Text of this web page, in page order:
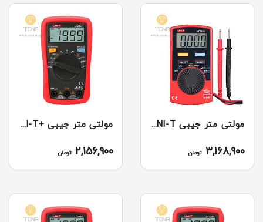
مولتی متر جیبی UT120C UNI-T
3,168,900 تومان
مولتی متر جیبی +UT33A UNI-T
2,156,900 تومان